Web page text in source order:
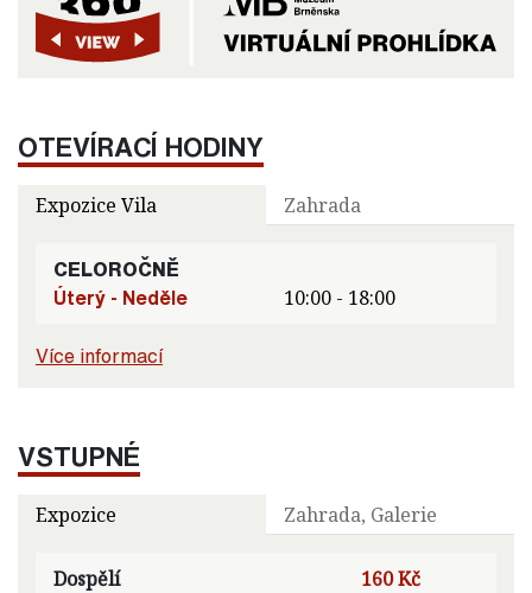
OTEVÍRACÍ HODINY
Expozice Vila Zahrada
CELOROČNĚ
Úterý - Neděle
10:00 - 18:00
Více informací
VSTUPNÉ
Expozice Zahrada, Galerie
Dospělí 160 Kč